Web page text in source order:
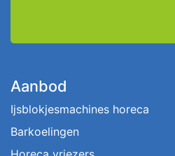
Aanbod
Ijsblokjesmachines horeca
Barkoelingen